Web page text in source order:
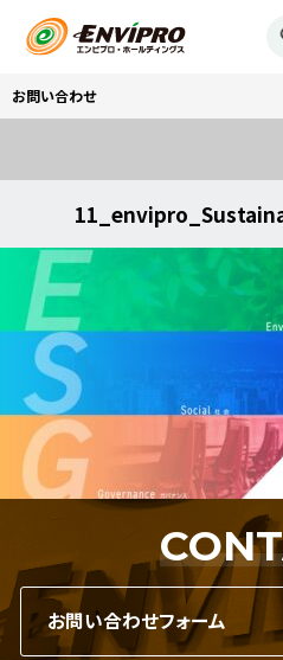
お問い合わせ
お問い合わせフォーム